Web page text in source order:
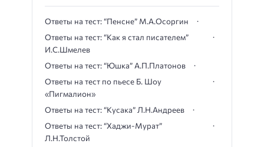
Ответы на тест: “Пенсне” М.А.Осоргин
Ответы на тест: “Как я стал писателем”
И.С.Шмелев
Ответы на тест: “Юшка” А.П.Платонов
Ответы на тест по пьесе Б. Шоу
«Пигмалион»
Ответы на тест: “Кусака” Л.Н.Андреев
Ответы на тест: “Хаджи-Мурат”
Л.Н.Толстой